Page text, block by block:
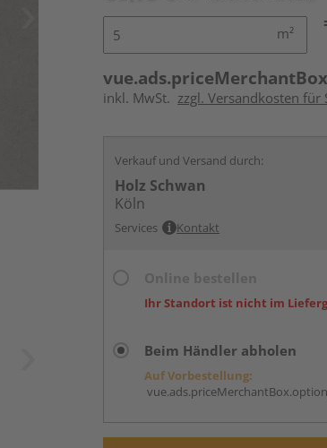
m²
inkl. MwSt. zzgl. Versandkosten für
Verkauf und Versand durch:
Holz Schwan
Köln
Services Kontakt
Ihr Standort ist nicht im
Beim Händler abholen
Auf Vorbestellung: